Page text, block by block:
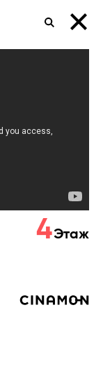
ПОИСК
4Этаж